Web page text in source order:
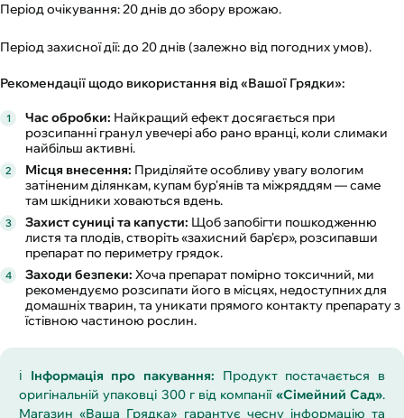
Період очікування: 20 днів до збору врожаю.
Період захисної дії: до 20 днів (залежно від погодних умов).
Рекомендації щодо використання від «Вашої Грядки»:
Час обробки: Найкращий ефект досягається при
розсипанні гранул увечері або рано вранці, коли слимаки
найбільш активні.
Місця внесення: Приділяйте особливу увагу вологим
затіненим ділянкам, купам бур'янів та міжряддям — саме
там шкідники ховаються вдень.
Захист суниці та капусти: Щоб запобігти пошкодженню
листя та плодів, створіть «захисний бар'єр», розсипавши
препарат по периметру грядок.
Заходи безпеки: Хоча препарат помірно токсичний, ми
рекомендуємо розсипати його в місцях, недоступних для
домашніх тварин, та уникати прямого контакту препарату з
їстівною частиною рослин.
ℹ️ Інформація про пакування: Продукт постачається в
оригінальній упаковці 300 г від компанії «Сімейний Сад».
Магазин «Ваша Грядка» гарантує чесну інформацію та